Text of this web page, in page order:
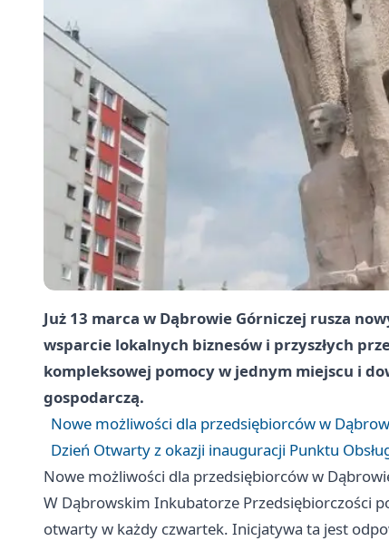
Już 13 marca w Dąbrowie Górniczej rusza
wsparcie lokalnych biznesów i przyszłych
kompleksowej pomocy w jednym miejscu i
gospodarczą.
Nowe możliwości dla przedsiębiorców w
Dzień Otwarty z okazji inauguracji Punktu
Nowe możliwości dla przedsiębiorców w
W Dąbrowskim Inkubatorze Przedsiębiorczości
otwarty w każdy czwartek. Inicjatywa ta jest